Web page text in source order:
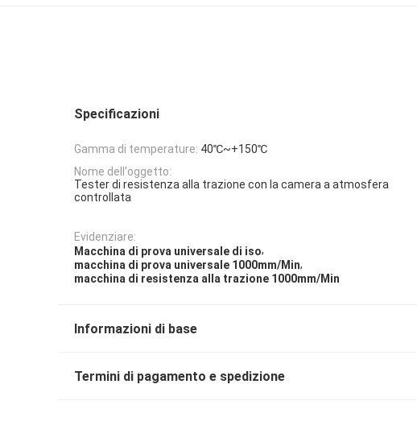
Specificazioni
Gamma di temperature: 40℃~+150℃
Nome dell'oggetto:
Tester di resistenza alla trazione con la camera a atmosfera
controllata
Evidenziare:
Macchina di prova universale di iso,
macchina di prova universale 1000mm/Min,
macchina di resistenza alla trazione 1000mm/Min
Informazioni di base
Termini di pagamento e spedizione